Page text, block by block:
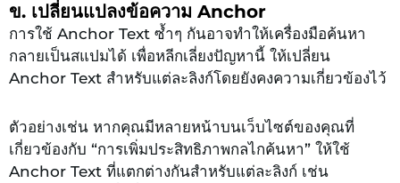
ข. เปลี่ยนแปลงข้อความ Anchor
การใช้ Anchor Text ซ้ำๆ กันอาจทำให้เครื่องมือค้นหา
กลายเป็นสแปมได้ เพื่อหลีกเลี่ยงปัญหานี้ ให้เปลี่ยน
Anchor Text สำหรับแต่ละลิงก์โดยยังคงความเกี่ยวข้องไว้
ตัวอย่างเช่น หากคุณมีหลายหน้าบนเว็บไซต์ของคุณที่
เกี่ยวข้องกับ “การเพิ่มประสิทธิภาพกลไกค้นหา” ให้ใช้
Anchor Text ที่แตกต่างกันสำหรับแต่ละลิงก์ เช่น